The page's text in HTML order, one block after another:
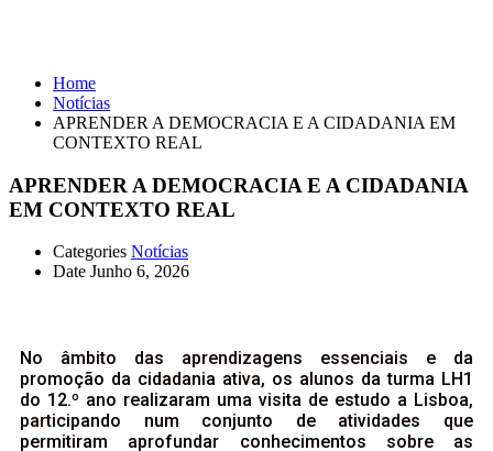
Home
Notícias
APRENDER A DEMOCRACIA E A CIDADANIA EM
CONTEXTO REAL
APRENDER A DEMOCRACIA E A CIDADANIA
EM CONTEXTO REAL
Categories Notícias
Date Junho 6, 2026
No âmbito das aprendizagens essenciais e da
promoção da cidadania ativa, os alunos da turma LH1
do 12.º ano realizaram uma visita de estudo a Lisboa,
participando num conjunto de atividades que
permitiram aprofundar conhecimentos sobre as